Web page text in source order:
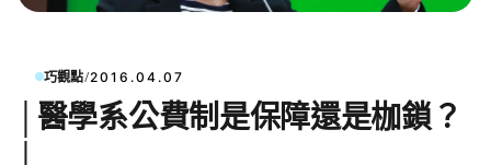
巧觀點/2016.04.07
│醫學系公費制是保障還是枷鎖？